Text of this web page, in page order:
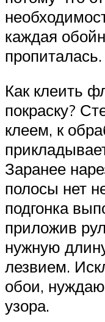
каждая
пропиталась.
Как клеить
покраску?
клеем, к
Заранее
полосы нет
подгонка
приложив
нужную
лезвием.
обои,
узора.